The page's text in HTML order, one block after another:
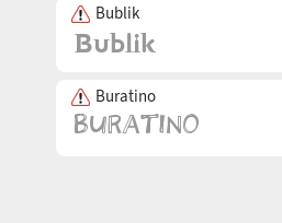
Bublik
Buratino